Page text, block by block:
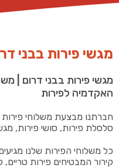
מגשי פירות בבני
מגשי פירות בבני דרום |
האקדמיה לפירות
חברתנו מבצעת משלוחי פירות
סלסלת פירות, סושי פירות,
כל משלוחי הפירות שלנו
קירור המבטיחים פירות טריים,